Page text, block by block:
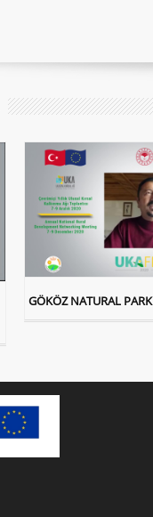
GÖKÖZ NATURAL PARK